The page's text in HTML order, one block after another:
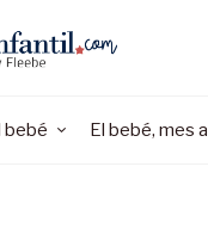
bebé El bebé, mes